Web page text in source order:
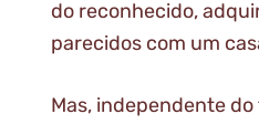
do reconhecido,
parecidos com um
Mas, independente